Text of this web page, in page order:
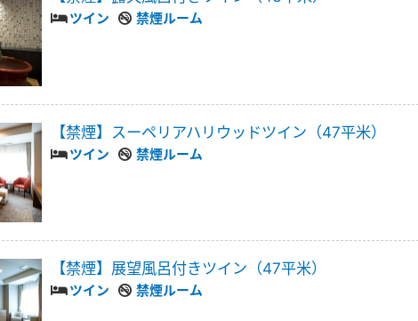
ツイン 禁煙ルーム
【禁煙】スーペリアハリウッドツイン（47平米）
ツイン 禁煙ルーム
【禁煙】展望風呂付きツイン（47平米）
ツイン 禁煙ルーム